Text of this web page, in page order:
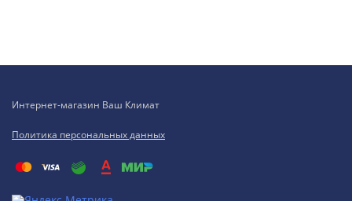
Интернет-магазин Ваш Климат
Политика персональных данных